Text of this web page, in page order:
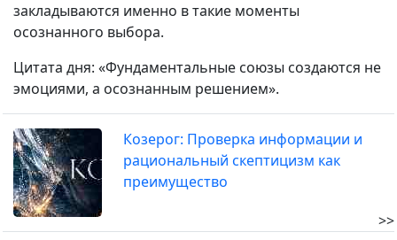
закладываются именно в такие моменты
осознанного выбора.
Цитата дня: «Фундаментальные союзы создаются не
эмоциями, а осознанным решением».
Козерог: Проверка информации и
рациональный скептицизм как
преимущество
>>